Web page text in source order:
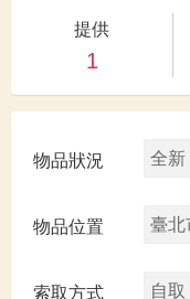
提供
1
物品狀況 全新
物品位置 臺北
索取方式 自取